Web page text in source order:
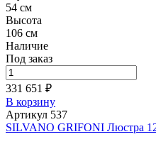
54 см
Высота
106 см
Наличие
Под заказ
331 651 ₽
В корзину
Артикул 537
SILVANO GRIFONI Люстра